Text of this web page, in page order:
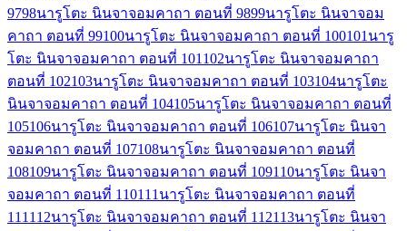
9798นารูโตะ นินจาจอมคาถา ตอนที่ 9899นารูโตะ นินจาจอม
คาถา ตอนที่ 99100นารูโตะ นินจาจอมคาถา ตอนที่ 100101 นารู
โตะ นินจาจอมคาถา ตอนที่ 101 102นารูโตะ นินจาจอมคาถา
ตอนที่ 102103นารูโตะ นินจาจอมคาถา ตอนที่ 103104นารูโตะ
นินจาจอมคาถา ตอนที่ 104105นารูโตะ นินจาจอมคาถา ตอนที่
105106นารูโตะ นินจาจอมคาถา ตอนที่ 106107นารูโตะ นินจา
จอมคาถา ตอนที่ 107108นารูโตะ นินจาจอมคาถา ตอนที่
108109นารูโตะ นินจาจอมคาถา ตอนที่ 109110นารูโตะ นินจา
จอมคาถา ตอนที่ 110111 นารูโตะ นินจาจอมคาถา ตอนที่
111 112นารูโตะ นินจาจอมคาถา ตอนที่ 112113นารูโตะ นินจา